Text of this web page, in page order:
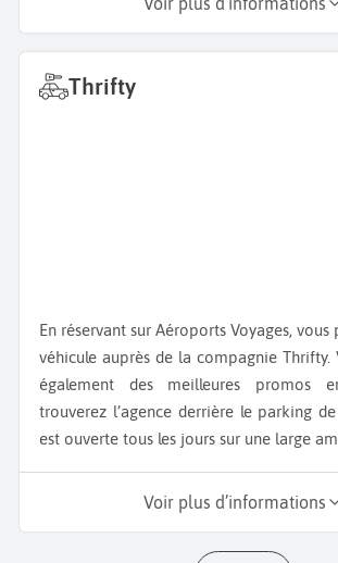
Thrifty
En réservant sur Aéroports Voyages,
véhicule auprès de la compagnie Thrifty.
également des meilleures promos
trouverez l’agence derrière le parking
est ouverte tous les jours sur une large
Voir plus d’informations